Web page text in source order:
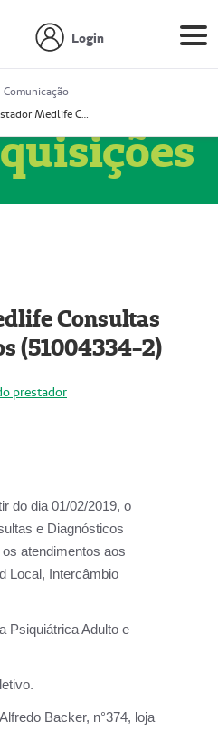
Login
Comunicação
Prestador Medlife Consultas e Diagnósticos (51004334-2)
Consultas
(51004334-2)
prestador
do dia 01/02/2019, o
e Diagnósticos
atendimentos aos
Local, Intercâmbio
Psiquiátrica Adulto e
Backer, n°374, loja